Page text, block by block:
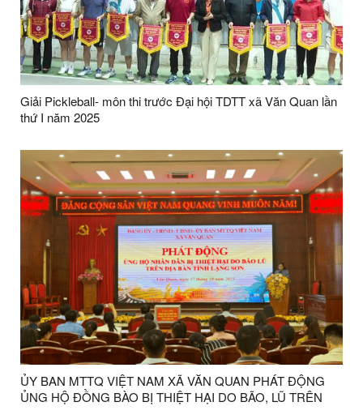
Giải Pickleball- môn thi trước Đại hội TDTT xã Văn Quan lần
thứ I năm 2025
ỦY BAN MTTQ VIỆT NAM XÃ VĂN QUAN PHÁT ĐỘNG
ỦNG HỘ ĐỒNG BÀO BỊ THIỆT HẠI DO BÃO, LŨ TRÊN